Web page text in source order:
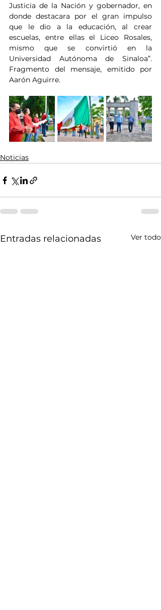
Justicia de la Nación y gobernador, en
donde destacara por el gran impulso
que le dio a la educación, al crear
escuelas, entre ellas el Liceo Rosales,
mismo que se convirtió en la
Universidad Autónoma de Sinaloa”.
Fragmento del mensaje, emitido por
Aarón Aguirre.
Noticias
Entradas relacionadas Ver todo